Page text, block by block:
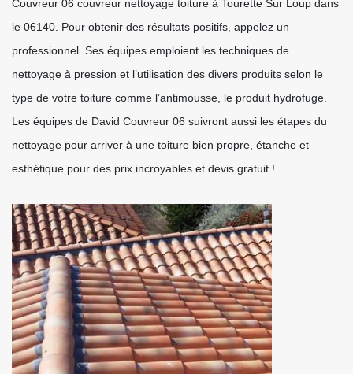
Couvreur 06 couvreur nettoyage toiture à Tourette Sur Loup dans
le 06140. Pour obtenir des résultats positifs, appelez un
professionnel. Ses équipes emploient les techniques de
nettoyage à pression et l’utilisation des divers produits selon le
type de votre toiture comme l’antimousse, le produit hydrofuge.
Les équipes de David Couvreur 06 suivront aussi les étapes du
nettoyage pour arriver à une toiture bien propre, étanche et
esthétique pour des prix incroyables et devis gratuit !